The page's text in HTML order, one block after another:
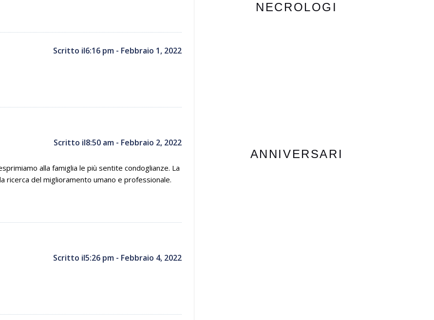
Scritto il6:16 pm - Febbraio 1, 2022
Scritto il8:50 am - Febbraio 2, 2022
alla famiglia le più sentite condoglianze. La
ricerca del miglioramento umano e professionale.
Scritto il5:26 pm - Febbraio 4, 2022
NECROLOGI
ANNIVERSARI